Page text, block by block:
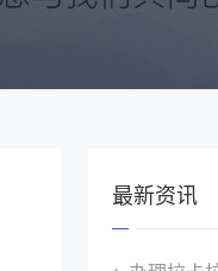
最新资讯